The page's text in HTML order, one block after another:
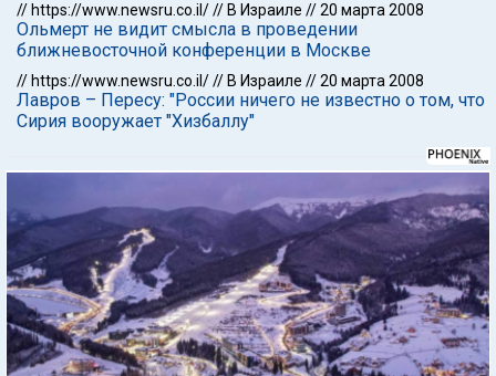
// https://www.newsru.co.il/// В Израиле //20 марта 2008
Ольмерт не видит смысла в проведении
ближневосточной конференции в Москве
// https://www.newsru.co.il/// В Израиле //20 марта 2008
Лавров – Пересу: "России ничего не известно о том, что
Сирия вооружает "Хизбаллу"